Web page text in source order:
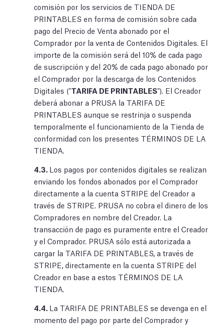
comisión por los servicios de TIENDA DE
PRINTABLES en forma de comisión sobre cada
pago del Precio de Venta abonado por el
Comprador por la venta de Contenidos Digitales. El
importe de la comisión será del 10% de cada pago
de suscripción y del 20% de cada pago abonado por
el Comprador por la descarga de los Contenidos
Digitales ("TARIFA DE PRINTABLES"). El Creador
deberá abonar a PRUSA la TARIFA DE
PRINTABLES aunque se restrinja o suspenda
temporalmente el funcionamiento de la Tienda de
conformidad con los presentes TÉRMINOS DE LA
TIENDA.
4.3. Los pagos por contenidos digitales se realizan
enviando los fondos abonados por el Comprador
directamente a la cuenta STRIPE del Creador a
través de STRIPE. PRUSA no cobra el dinero de los
Compradores en nombre del Creador. La
transacción de pago es puramente entre el Creador
y el Comprador. PRUSA sólo está autorizada a
cargar la TARIFA DE PRINTABLES, a través de
STRIPE, directamente en la cuenta STRIPE del
Creador en base a estos TÉRMINOS DE LA
TIENDA.
4.4. La TARIFA DE PRINTABLES se devenga en el
momento del pago por parte del Comprador y